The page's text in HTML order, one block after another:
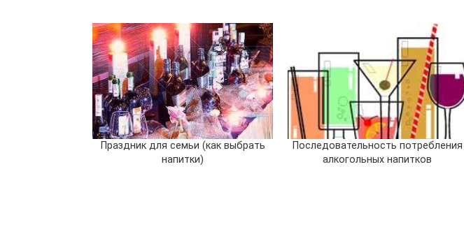
Праздник для семьи (как выбрать
напитки)
Последовательность потребления
алкогольных напитков